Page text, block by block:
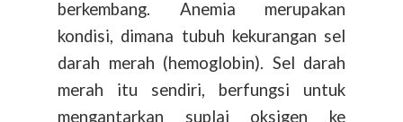
berkembang. Anemia merupakan
kondisi, dimana tubuh kekurangan sel
darah merah (hemoglobin). Sel darah
merah itu sendiri, berfungsi untuk
mengantarkan suplai oksigen ke